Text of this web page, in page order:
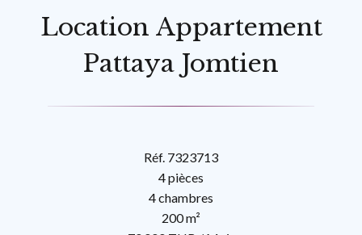
Location Appartement
Pattaya Jomtien
Réf. 7323713
4 pièces
4 chambres
200 m²